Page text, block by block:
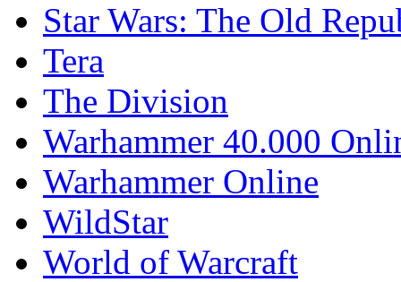
Star Wars: The Old
Tera
The Division
Warhammer 40.000
Warhammer Online
WildStar
World of Warcraft